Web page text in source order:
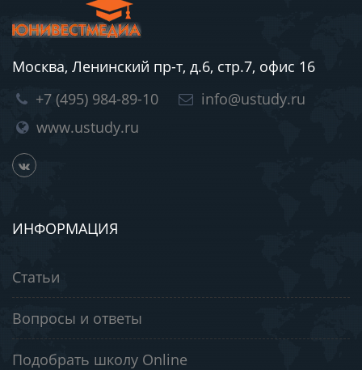
Москва, Ленинский пр-т, д.6, стр.7, офис 16
+7 (495) 984-89-10
info@ustudy.ru
www.ustudy.ru
ИНФОРМАЦИЯ
Статьи
Вопросы и ответы
Подобрать школу Online